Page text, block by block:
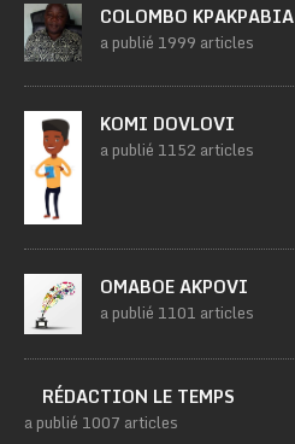
COLOMBO KPAKPABIA
a publié 1999 articles
KOMI DOVLOVI
a publié 1152 articles
OMABOE AKPOVI
a publié 1101 articles
RÉDACTION LE TEMPS
a publié 1007 articles